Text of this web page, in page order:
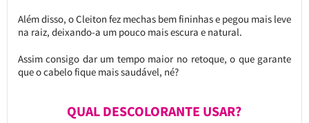
Além disso, o Cleiton fez mechas bem fininhas e pegou mais leve
na raiz, deixando-a um pouco mais escura e natural.
Assim consigo dar um tempo maior no retoque, o que garante
que o cabelo fique mais saudável, né?
QUAL DESCOLORANTE USAR?